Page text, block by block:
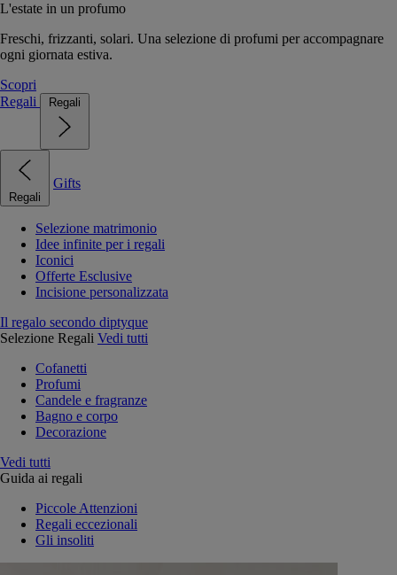
L'estate in un profumo
Freschi, frizzanti, solari. Una selezione di profumi per accompagnare
ogni giornata estiva.
Scopri
Regali
Regali
Regali
Gifts
Selezione matrimonio
Idee infinite per i regali
Iconici
Offerte Esclusive
Incisione personalizzata
Il regalo secondo diptyque
Selezione Regali Vedi tutti
Cofanetti
Profumi
Candele e fragranze
Bagno e corpo
Decorazione
Vedi tutti
Guida ai regali
Piccole Attenzioni
Regali eccezionali
Gli insoliti